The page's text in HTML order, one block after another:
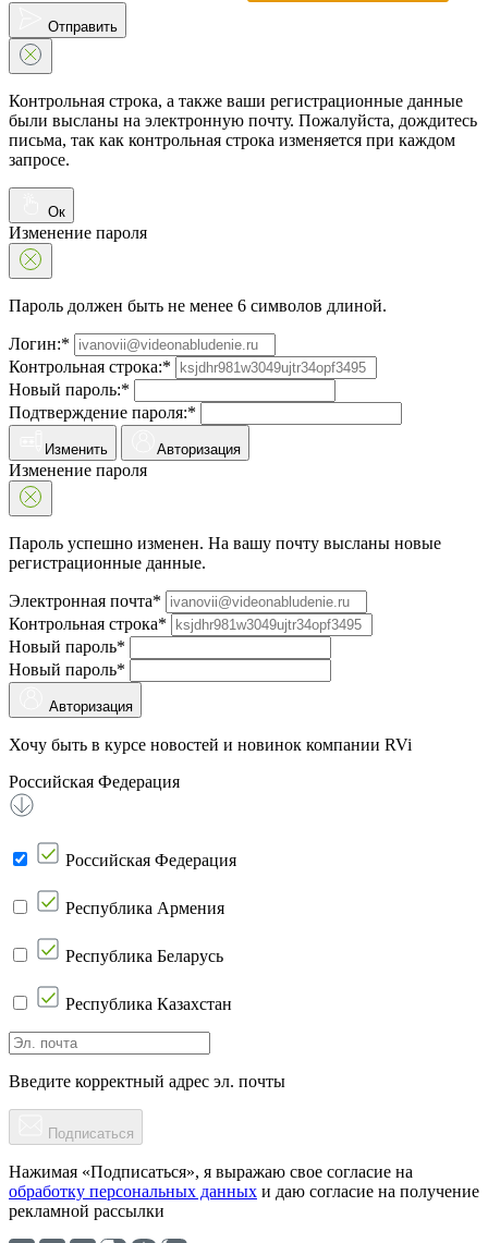
Отправить
Контрольная строка, а также ваши регистрационные данные
были высланы на электронную почту. Пожалуйста, дождитесь
письма, так как контрольная строка изменяется при каждом
запросе.
Ок
Изменение пароля
Пароль должен быть не менее 6 символов длиной.
Логин:*
Контрольная строка:*
Новый пароль:*
Подтверждение пароля:*
Изменить Авторизация
Изменение пароля
Пароль успешно изменен. На вашу почту высланы новые
регистрационные данные.
Электронная почта*
Контрольная строка*
Новый пароль*
Новый пароль*
Авторизация
Хочу быть в курсе новостей и новинок компании RVi
Российская Федерация
Российская Федерация
Республика Армения
Республика Беларусь
Республика Казахстан
Введите корректный адрес эл. почты
Подписаться
Нажимая «Подписаться», я выражаю свое согласие на
обработку персональных данных и даю согласие на получение
рекламной рассылки